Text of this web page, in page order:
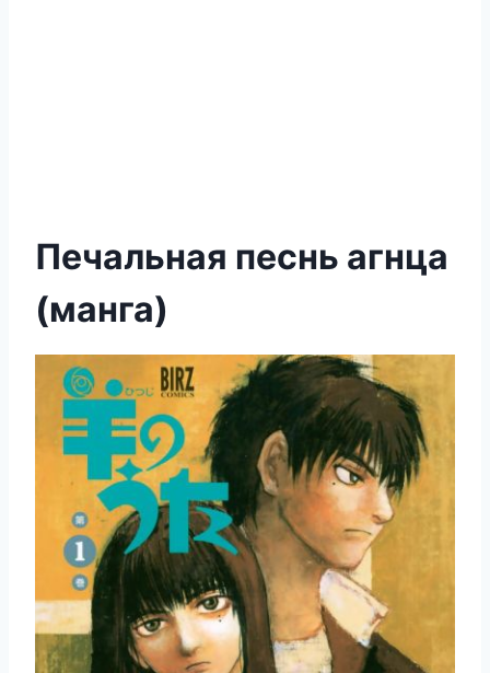
Печальная песнь агнца
(манга)